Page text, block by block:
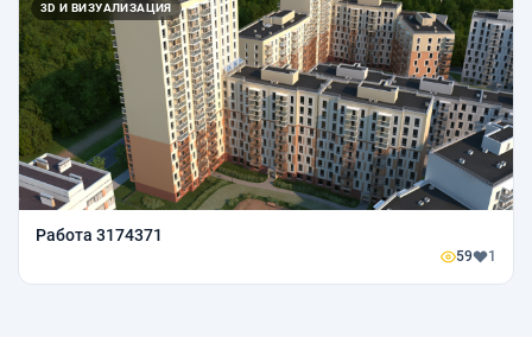
3D И ВИЗУАЛИЗАЦИЯ
Работа 3174371
59 1